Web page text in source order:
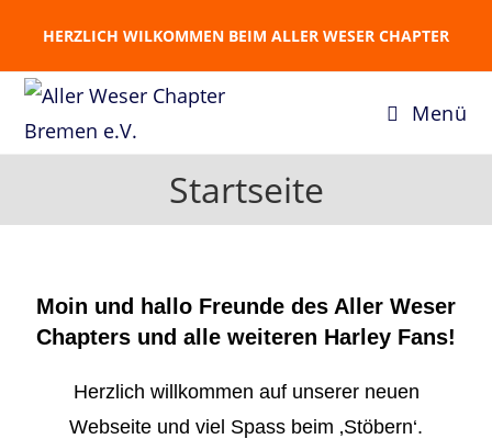
HERZLICH WILKOMMEN BEIM ALLER WESER CHAPTER
Menü
Startseite
Moin und hallo Freunde des Aller Weser
Chapters und alle weiteren Harley Fans!
Herzlich willkommen auf unserer neuen
Webseite und viel Spass beim ‚Stöbern‘.